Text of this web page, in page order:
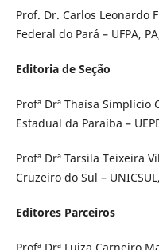
Prof. Dr. Carlos Leonardo
Federal do Pará – UFPA,
Editoria de Seção
Profª Drª Thaísa
Estadual da Paraíba –
Profª Drª Tarsila Teixeira
Cruzeiro do Sul –
Editores Parceiros